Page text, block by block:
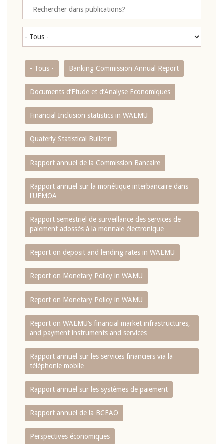
- Tous - Banking Commission Annual Report
Documents d’Etude et d’Analyse Economiques
Financial Inclusion statistics in WAEMU
Quaterly Statistical Bulletin
Rapport annuel de la Commission Bancaire
Rapport annuel sur la monétique interbancaire dans
l'UEMOA
Rapport semestriel de surveillance des services de
paiement adossés à la monnaie électronique
Report on deposit and lending rates in WAEMU
Report on Monetary Policy in WAMU
Report on Monetary Policy in WAMU
Report on WAEMU’s financial market infrastructures,
and payment instruments and services
Rapport annuel sur les services financiers via la
téléphonie mobile
Rapport annuel sur les systèmes de paiement
Rapport annuel de la BCEAO
Perspectives économiques